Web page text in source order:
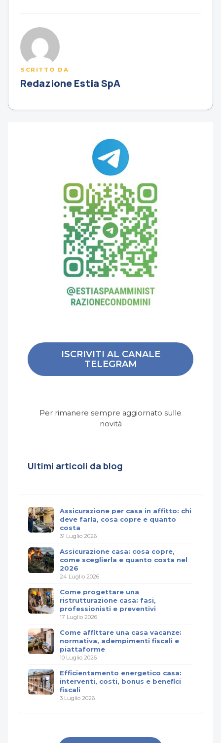
SCRITTO DA
Redazione Estia SpA
ISCRIVITI AL CANALE
TELEGRAM
Per rimanere sempre aggiornato sulle
novità
Ultimi articoli da blog
Assicurazione per casa in affitto: chi
deve farla, cosa copre e quanto
costa
31 Luglio 2026
Assicurazione casa: cosa copre,
come sceglierla e quanto costa nel
2026
24 Luglio 2026
Come progettare una
ristrutturazione casa: fasi,
professionisti e preventivi
17 Luglio 2026
Come affittare una casa vacanze:
normativa, adempimenti fiscali e
piattaforme
10 Luglio 2026
Efficientamento energetico casa:
interventi, costi, bonus e benefici
fiscali
3 Luglio 2026